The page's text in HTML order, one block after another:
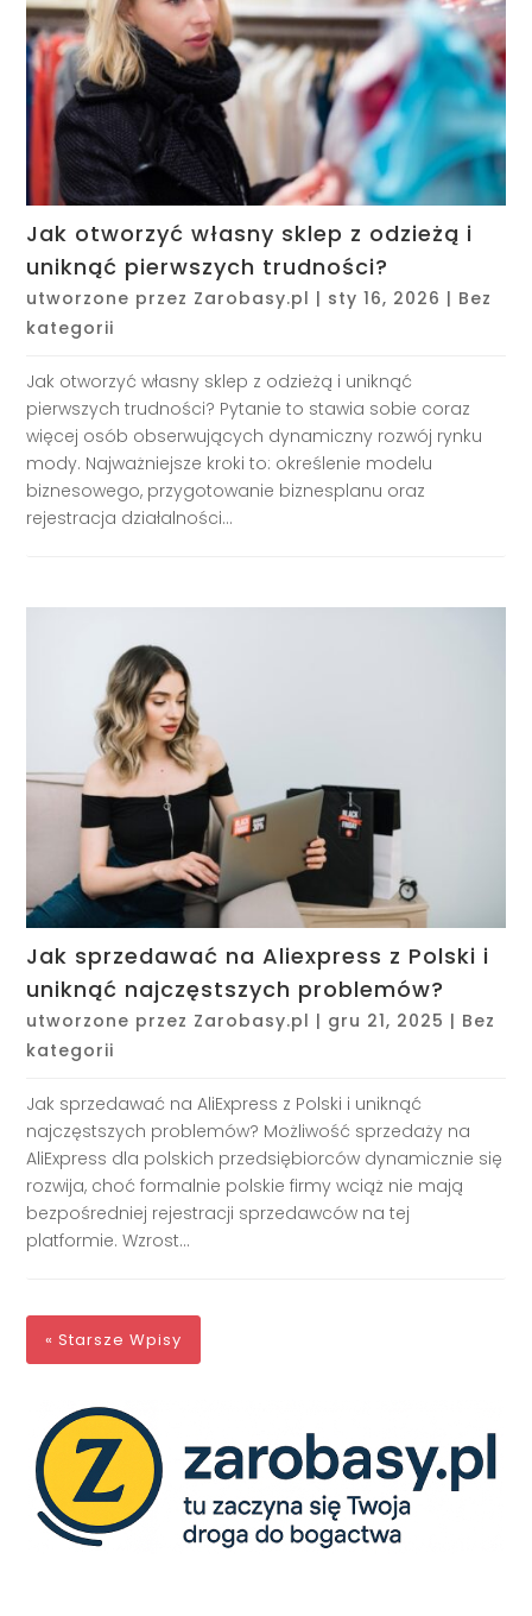
Jak otworzyć własny sklep z odzieżą i
uniknąć pierwszych trudności?
utworzone przez Zarobasy.pl | sty 16, 2026 | Bez
kategorii
Jak otworzyć własny sklep z odzieżą i uniknąć
pierwszych trudności? Pytanie to stawia sobie coraz
więcej osób obserwujących dynamiczny rozwój rynku
mody. Najważniejsze kroki to: określenie modelu
biznesowego, przygotowanie biznesplanu oraz
rejestracja działalności...
Jak sprzedawać na Aliexpress z Polski i
uniknąć najczęstszych problemów?
utworzone przez Zarobasy.pl | gru 21, 2025 | Bez
kategorii
Jak sprzedawać na AliExpress z Polski i uniknąć
najczęstszych problemów? Możliwość sprzedaży na
AliExpress dla polskich przedsiębiorców dynamicznie się
rozwija, choć formalnie polskie firmy wciąż nie mają
bezpośredniej rejestracji sprzedawców na tej
platformie. Wzrost...
« Starsze Wpisy